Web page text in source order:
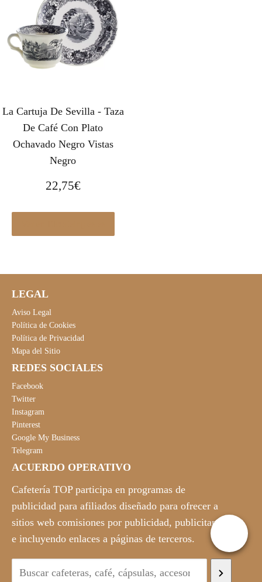
La Cartuja De Sevilla - Taza
De Café Con Plato
Ochavado Negro Vistas
Negro
22,75€
LEGAL
Aviso Legal
Política de Cookies
Política de Privacidad
Mapa del Sitio
REDES SOCIALES
Facebook
Twitter
Instagram
Pinterest
Google My Business
Telegram
ACUERDO OPERATIVO
Cafetería TOP participa en programas de
publicidad para afiliados diseñado para ofrecer a
sitios web comisiones por publicidad, publicitando
e incluyendo enlaces a páginas de terceros.